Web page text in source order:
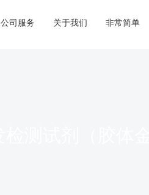
公司服务 关于我们 非常简单